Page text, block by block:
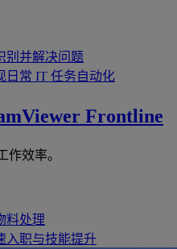
别并解决问题
日常 IT 任务自动化
Frontline
作效率。
料处理
入职与技能提升